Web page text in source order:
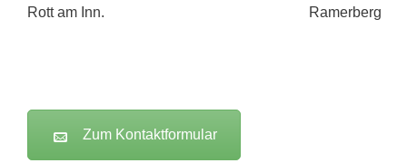
Rott am Inn.
Zum Kontaktformular